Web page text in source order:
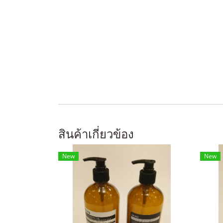
สินค้าเกี่ยวข้อง
New New